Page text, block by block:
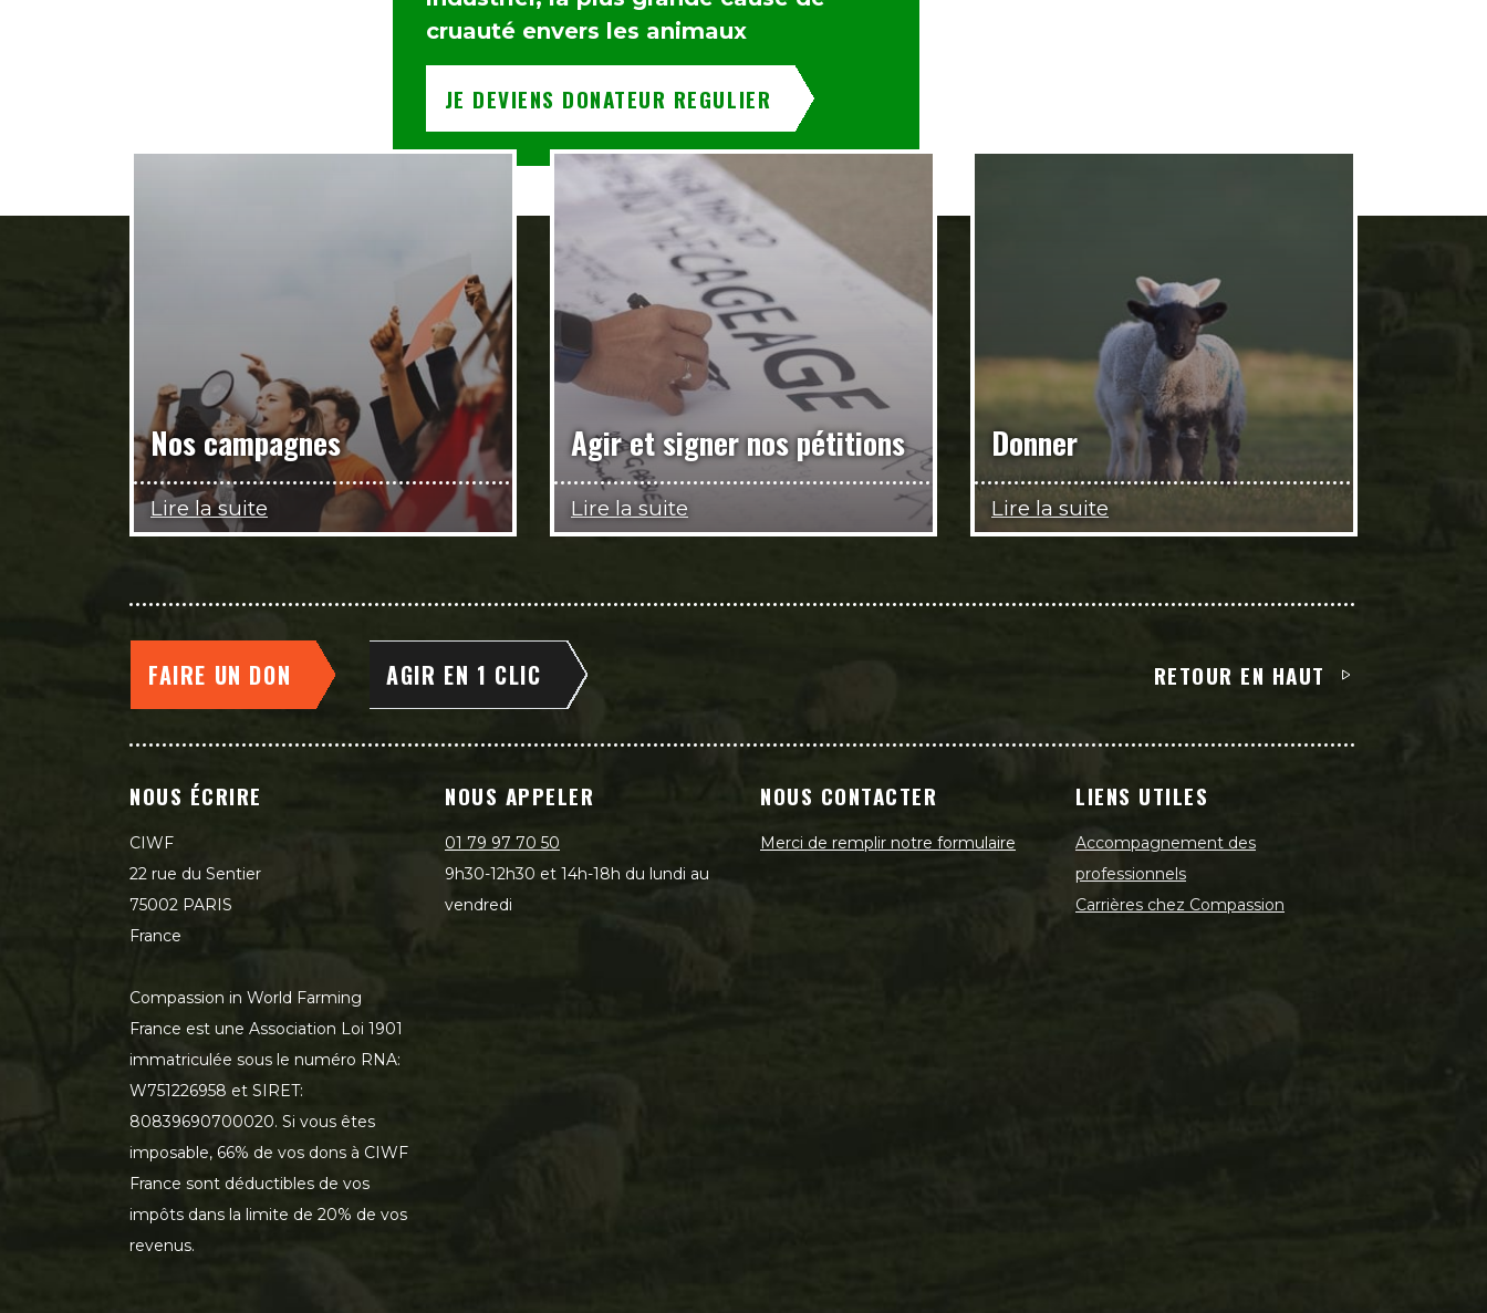
cruauté envers les animaux
JE DEVIENS DONATEUR REGULIER
Nos campagnes
Lire la suite
Agir et signer nos pétitions
Lire la suite
Donner
Lire la suite
FAIRE UN DON AGIR EN 1 CLIC RETOUR EN HAUT
NOUS ÉCRIRE
CIWF
22 rue du Sentier
75002 PARIS
France
Compassion in World Farming
France est une Association Loi 1901
immatriculée sous le numéro RNA:
W751226958 et SIRET:
80839690700020. Si vous êtes
imposable, 66% de vos dons à CIWF
France sont déductibles de vos
impôts dans la limite de 20% de vos
revenus.
NOUS APPELER
01 79 97 70 50
9h30-12h30 et 14h-18h du lundi au
vendredi
NOUS CONTACTER
Merci de remplir notre formulaire
LIENS UTILES
Accompagnement des
professionnels
Carrières chez Compassion